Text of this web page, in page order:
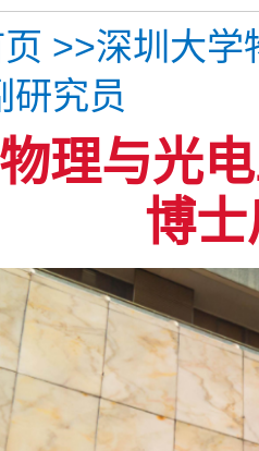
>>深圳大学
研究员
理与光
博